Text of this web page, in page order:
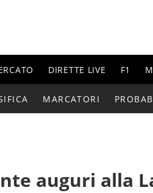
DIRETTE LIVE F1
MARCATORI
auguri alla